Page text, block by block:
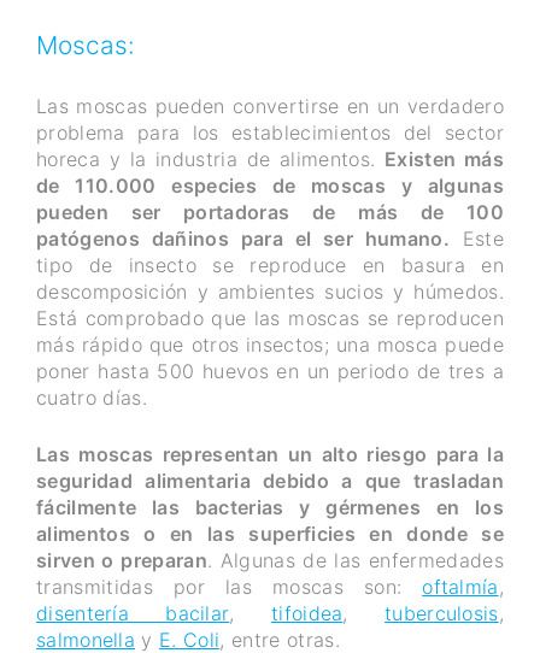
Moscas:
Las moscas pueden convertirse en un verdadero
problema para los establecimientos del sector
horeca y la industria de alimentos. Existen más
de 110.000 especies de moscas y algunas
pueden ser portadoras de más de 100
patógenos dañinos para el ser humano. Este
tipo de insecto se reproduce en basura en
descomposición y ambientes sucios y húmedos.
Está comprobado que las moscas se reproducen
más rápido que otros insectos; una mosca puede
poner hasta 500 huevos en un periodo de tres a
cuatro días.
Las moscas representan un alto riesgo para la
seguridad alimentaria debido a que trasladan
fácilmente las bacterias y gérmenes en los
alimentos o en las superficies en donde se
sirven o preparan. Algunas de las enfermedades
transmitidas por las moscas son: oftalmía,
disentería bacilar, tifoidea,tuberculosis,
salmonella y E. Coli, entre otras.